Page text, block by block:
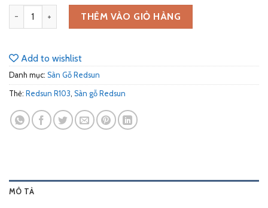
Sàn Gỗ Redsun R103 số lượngTHÊM VÀO GIỎ HÀNG
Add to wishlist
Danh mục: Sàn Gỗ Redsun
Thẻ: Redsun R103, Sàn gỗ Redsun
MÔ TẢ